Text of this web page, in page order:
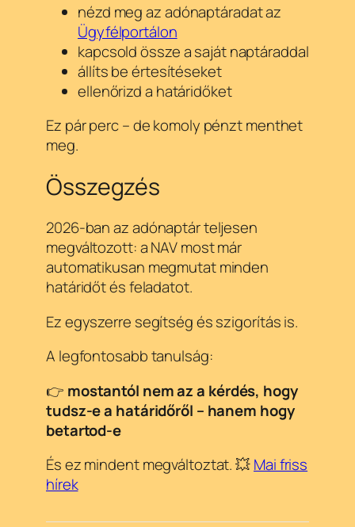
nézd meg az adónaptáradat az
Ügyfélportálon
kapcsold össze a saját naptáraddal
állíts be értesítéseket
ellenőrizd a határidőket
Ez pár perc – de komoly pénzt menthet
meg.
Összegzés
2026-ban az adónaptár teljesen
megváltozott: a NAV most már
automatikusan megmutat minden
határidőt és feladatot.
Ez egyszerre segítség és szigorítás is.
A legfontosabb tanulság:
👉 mostantól nem az a kérdés, hogy
tudsz-e a határidőről – hanem hogy
betartod-e
És ez mindent megváltoztat. 💥Mai friss
hírek